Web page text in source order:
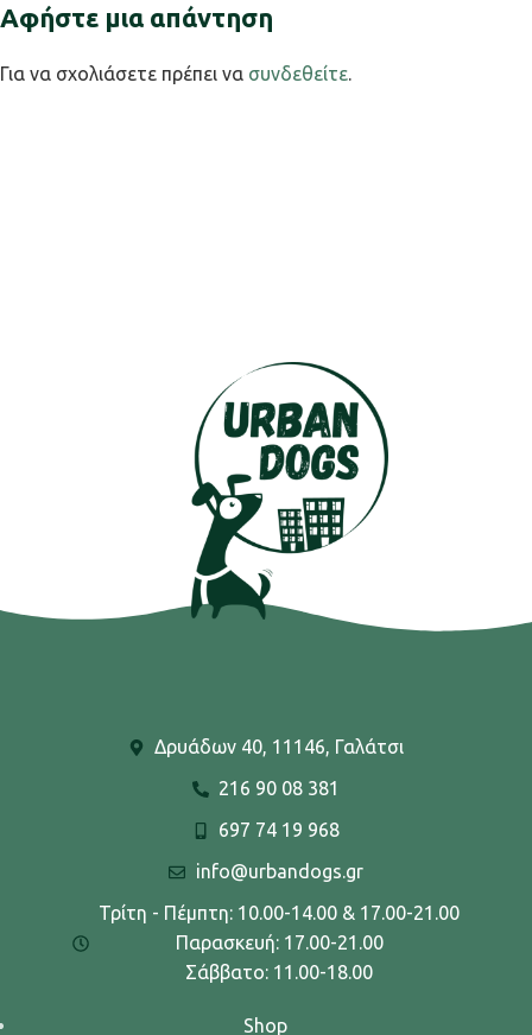
Αφήστε μια απάντηση
Για να σχολιάσετε πρέπει να συνδεθείτε
Δρυάδων 40, 11146, Γαλάτσι
216 90 08 381
697 74 19 968
info@urbandogs.gr
Τρίτη - Πέμπτη: 10.00-14.00 & 17.00-21.00
Παρασκευή: 17.00-21.00
Σάββατο: 11.00-18.00
Shop